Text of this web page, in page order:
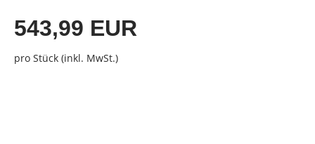
543,99 EUR
pro Stück (inkl. MwSt.)